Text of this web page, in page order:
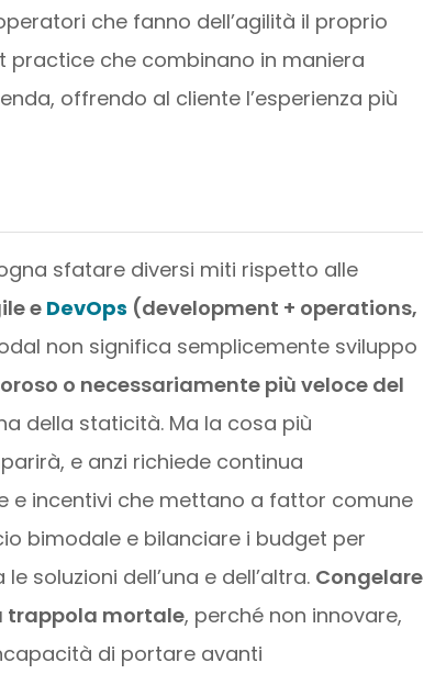
che fanno dell’agilità il proprio
practice che combinano in maniera
offrendo al cliente l’esperienza più
sfatare diversi miti rispetto alle
e DevOps (development + operations,
non significa semplicemente sviluppo
o necessariamente più veloce del
della staticità. Ma la cosa più
e anzi richiede continua
e incentivi che mettano a fattor comune
bimodale e bilanciare i budget per
soluzioni dell’una e dell’altra. Congelare
trappola mortale, perché non innovare,
di portare avanti